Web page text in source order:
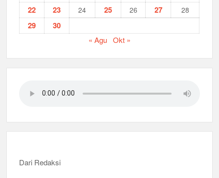
22 23 24 25 26 27 28
29 30
« Agu Okt »
Dari Redaksi